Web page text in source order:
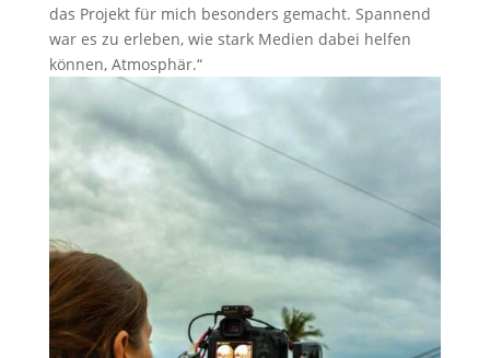
das Projekt für mich besonders gemacht. Spannend
war es zu erleben, wie stark Medien dabei helfen
können, Atmosphär.“